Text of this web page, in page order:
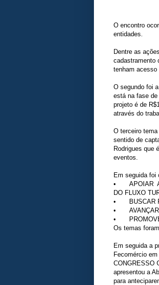
O encontro
entidades.
Dentre as
cadastramento
tenham acesso
O segundo foi
está na fase
projeto é de
através do
O terceiro
sentido de
Rodrigues que
eventos.
Em seguida foi
•
APOIAR
DO FLUXO
•
BUSCAR
•
•
Os temas
Em seguida a
Fecomércio
CONGRESSO
apresentou a
para